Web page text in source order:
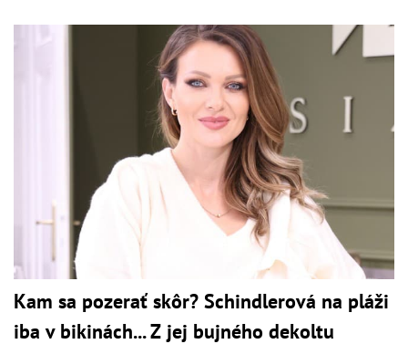
Kam sa pozerať skôr? Schindlerová na pláži
iba v bikinách... Z jej bujného dekoltu